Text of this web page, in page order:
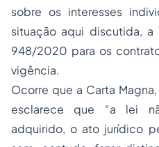
sobre os interesses
situação aqui discutida,
948/2020 para os
vigência.
Ocorre que a Carta
esclarece que “a lei
adquirido, o ato jurídico